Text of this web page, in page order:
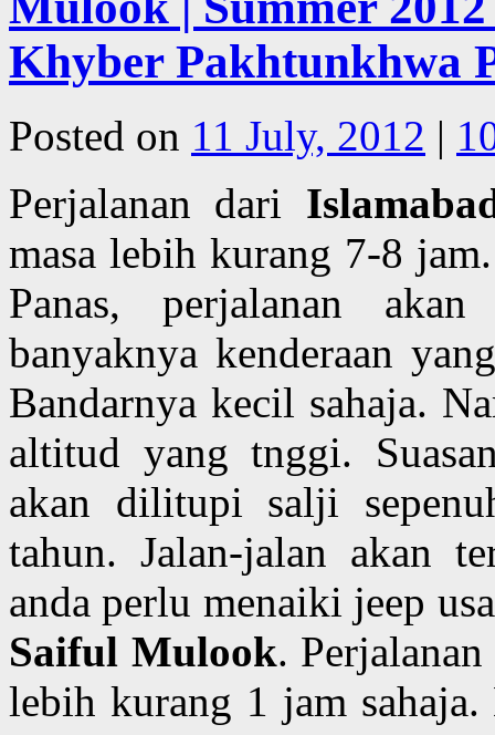
Khyber Pakhtunkhwa
Posted on 11 July, 2012 |
Perjalanan dari
masa lebih kurang 7-8
Panas, perjalanan
banyaknya kenderaan
Bandarnya kecil sahaja.
altitud yang tnggi.
akan dilitupi salji
tahun. Jalan-jalan akan
anda perlu menaiki jeep
Saiful Mulook.
lebih kurang 1 jam